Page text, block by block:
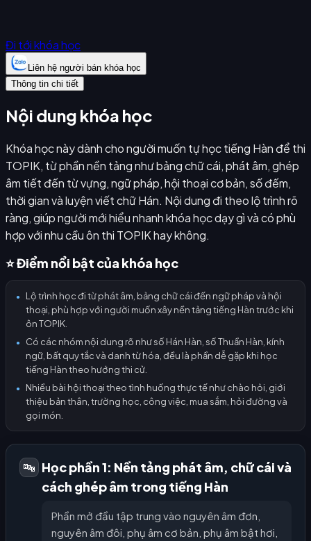
Đi tới khóa học
Liên hệ người bán khóa học
Thông tin chi tiết
Nội dung khóa học
Khóa học này dành cho người muốn tự học tiếng Hàn để thi
TOPIK, từ phần nền tảng như bảng chữ cái, phát âm, ghép
âm tiết đến từ vựng, ngữ pháp, hội thoại cơ bản, số đếm,
thời gian và luyện viết chữ Hán. Nội dung đi theo lộ trình rõ
ràng, giúp người mới hiểu nhanh khóa học dạy gì và có phù
hợp với nhu cầu ôn thi TOPIK hay không.
⭐ Điểm nổi bật của khóa học
●
Lộ trình học đi từ phát âm, bảng chữ cái đến ngữ pháp và hội
thoại, phù hợp với người muốn xây nền tảng tiếng Hàn trước khi
ôn TOPIK.
●
Có các nhóm nội dung rõ như số Hán Hàn, số Thuần Hàn, kính
ngữ, bất quy tắc và danh từ hóa, đều là phần dễ gặp khi học
tiếng Hàn theo hướng thi cử.
●
Nhiều bài hội thoại theo tình huống thực tế như chào hỏi, giới
thiệu bản thân, trường học, công việc, mua sắm, hỏi đường và
gọi món.
🔤 Học phần 1: Nền tảng phát âm, chữ cái và
cách ghép âm trong tiếng Hàn
Phần mở đầu tập trung vào nguyên âm đơn,
nguyên âm đôi, phụ âm cơ bản, phụ âm bật hơi,